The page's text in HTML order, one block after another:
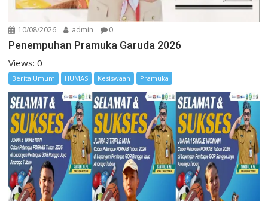
10/08/2026 admin 0
Penempuhan Pramuka Garuda 2026
Views: 0
Berita Umum HUMAS Kesiswaan Pramuka